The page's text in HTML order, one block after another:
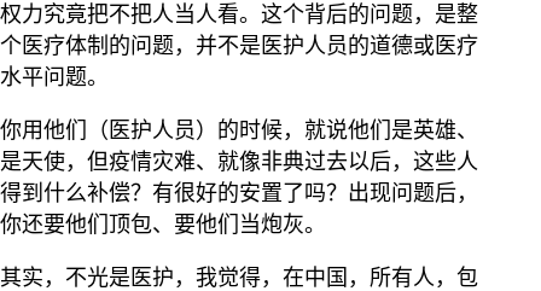
权力究竟把不把人当人看。这个背后的问题，是整
个医疗体制的问题，并不是医护人员的道德或医疗
水平问题。
你用他们（医护人员）的时候，就说他们是英雄、
是天使，但疫情灾难、就像非典过去以后，这些人
得到什么补偿？有很好的安置了吗？出现问题后，
你还要他们顶包、要他们当炮灰。
其实，不光是医护，我觉得，在中国，所有人，包